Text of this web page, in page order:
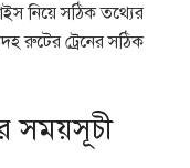
নিয়ে সঠিক তথ্যের
রুটের ট্রেনের সঠিক
সময়সূচী